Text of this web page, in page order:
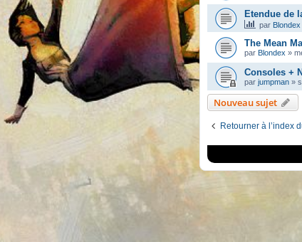
Etendue de
par Blondex
The Mean
par Blondex »
Consoles +
par jumpman »
Nouveau sujet
Retourner à l’index